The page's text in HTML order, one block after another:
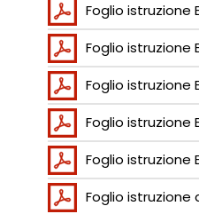
Foglio istruzione
Foglio istruzione
Foglio istruzione
Foglio istruzione
Foglio istruzione
Foglio istruzione